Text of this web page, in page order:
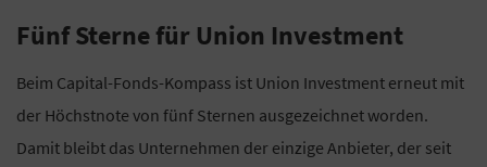
Fünf Sterne für Union Investment
Beim Capital-Fonds-Kompass ist Union Investment erneut mit
der Höchstnote von fünf Sternen ausgezeichnet worden.
Damit bleibt das Unternehmen der einzige Anbieter, der seit